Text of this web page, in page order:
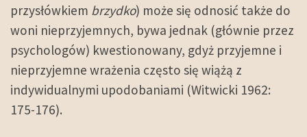
przysłówkiem brzydko) może się odnosić także do
woni nieprzyjemnych, bywa jednak (głównie przez
psychologów) kwestionowany, gdyż przyjemne i
nieprzyjemne wrażenia często się wiążą z
indywidualnymi upodobaniami (Witwicki 1962:
175-176).